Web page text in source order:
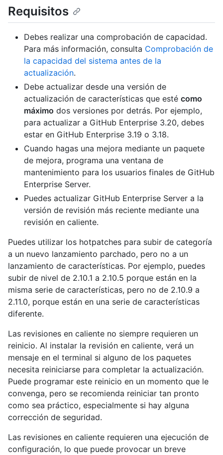
Requisitos
Debes realizar una comprobación de capacidad.
Para más información, consulta Comprobación de
la capacidad del sistema antes de la
actualización.
Debe actualizar desde una versión de
actualización de características que esté como
máximo dos versiones por detrás. Por ejemplo,
para actualizar a GitHub Enterprise 3.20, debes
estar en GitHub Enterprise 3.19 o 3.18.
Cuando hagas una mejora mediante un paquete
de mejora, programa una ventana de
mantenimiento para los usuarios finales de GitHub
Enterprise Server.
Puedes actualizar GitHub Enterprise Server a la
versión de revisión más reciente mediante una
revisión en caliente.
Puedes utilizar los hotpatches para subir de categoría
a un nuevo lanzamiento parchado, pero no a un
lanzamiento de características. Por ejemplo, puedes
subir de nivel de 2.10.1 a 2.10.5 porque están en la
misma serie de características, pero no de 2.10.9 a
2.11.0, porque están en una serie de características
diferente.
Las revisiones en caliente no siempre requieren un
reinicio. Al instalar la revisión en caliente, verá un
mensaje en el terminal si alguno de los paquetes
necesita reiniciarse para completar la actualización.
Puede programar este reinicio en un momento que le
convenga, pero se recomienda reiniciar tan pronto
como sea práctico, especialmente si hay alguna
corrección de seguridad.
Las revisiones en caliente requieren una ejecución de
configuración, lo que puede provocar un breve